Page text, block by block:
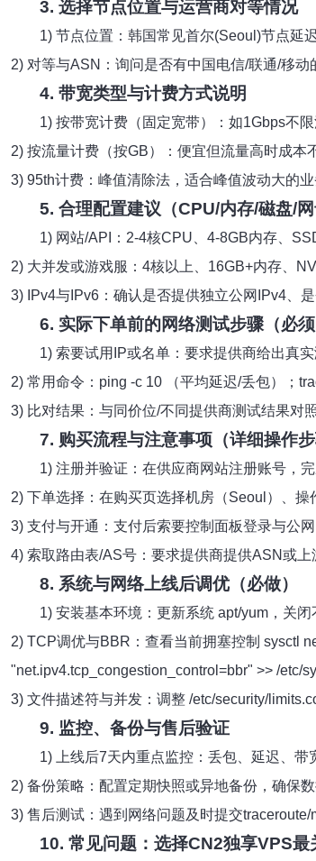
3. 选择节点位置与运营商对等情况
1) 节点位置：韩国常见首尔(Seoul)节点延
2) 对等与ASN：询问是否有中国电信/联通/移
4. 带宽类型与计费方式说明
1) 按带宽计费（固定宽带）：如1Gbps不
2) 按流量计费（按GB）：便宜但流量高时成本
3) 95th计费：峰值清除法，适合峰值波动大的
5. 合理配置建议（CPU/内存/磁盘/网
1) 网站/API：2-4核CPU、4-8GB内存、
2) 大并发或游戏服：4核以上、16GB+内存、
3) IPv4与IPv6：确认是否提供独立公网IPv4、
6. 实际下单前的网络测试步骤（必须
1) 索要试用IP或名单：要求提供商给出真实
2) 常用命令：ping -c 10
（平均延迟/丢包）；
3) 比对结果：与同价位/不同提供商测试结果对
7. 购买流程与注意事项（详细操作步
1) 注册并验证：在供应商网站注册账号，
2) 下单选择：在购买页选择机房（Seoul）、
3) 支付与开通：支付后索要控制面板登录与公
4) 索取路由表/AS号：要求提供商提供ASN或上
8. 系统与网络上线后调优（必做）
1) 安装基本环境：更新系统 apt/yum，关闭
2) TCP调优与BBR：查看当前拥塞控制 sysctl
"net.ipv4.tcp_congestion_control=bbr" >> /etc/
3) 文件描述符与并发：调整 /etc/security/
9. 监控、备份与售后验证
1) 上线后7天内重点监控：丢包、延迟、带
2) 备份策略：配置定期快照或异地备份，确保数
3) 售后测试：遇到网络问题及时提交
10. 常见问题：选择CN2独享VPS最